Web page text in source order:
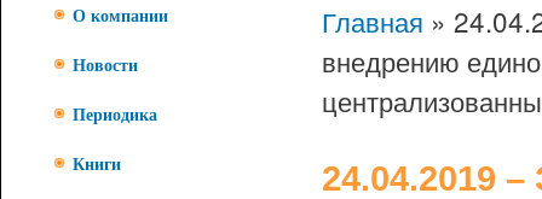
О компании
Новости
Периодика
Книги
Главная »
внедрению
24.04.2019